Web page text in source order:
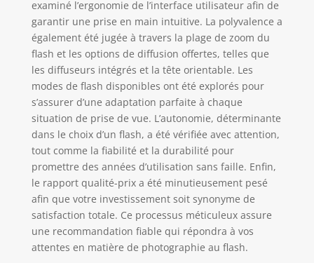
examiné l’ergonomie de l’interface utilisateur afin de
garantir une prise en main intuitive. La polyvalence a
également été jugée à travers la plage de zoom du
flash et les options de diffusion offertes, telles que
les diffuseurs intégrés et la tête orientable. Les
modes de flash disponibles ont été explorés pour
s’assurer d’une adaptation parfaite à chaque
situation de prise de vue. L’autonomie, déterminante
dans le choix d’un flash, a été vérifiée avec attention,
tout comme la fiabilité et la durabilité pour
promettre des années d’utilisation sans faille. Enfin,
le rapport qualité-prix a été minutieusement pesé
afin que votre investissement soit synonyme de
satisfaction totale. Ce processus méticuleux assure
une recommandation fiable qui répondra à vos
attentes en matière de photographie au flash.